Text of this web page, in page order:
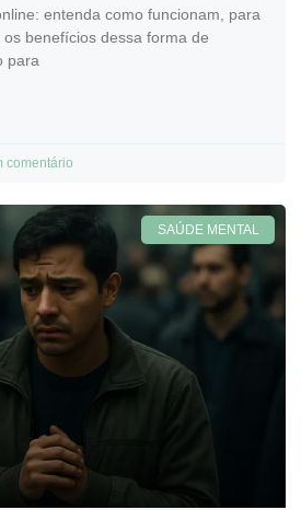
entenda como funcionam, para
benefícios dessa forma de
para
comentário
SAÚDE MENTAL